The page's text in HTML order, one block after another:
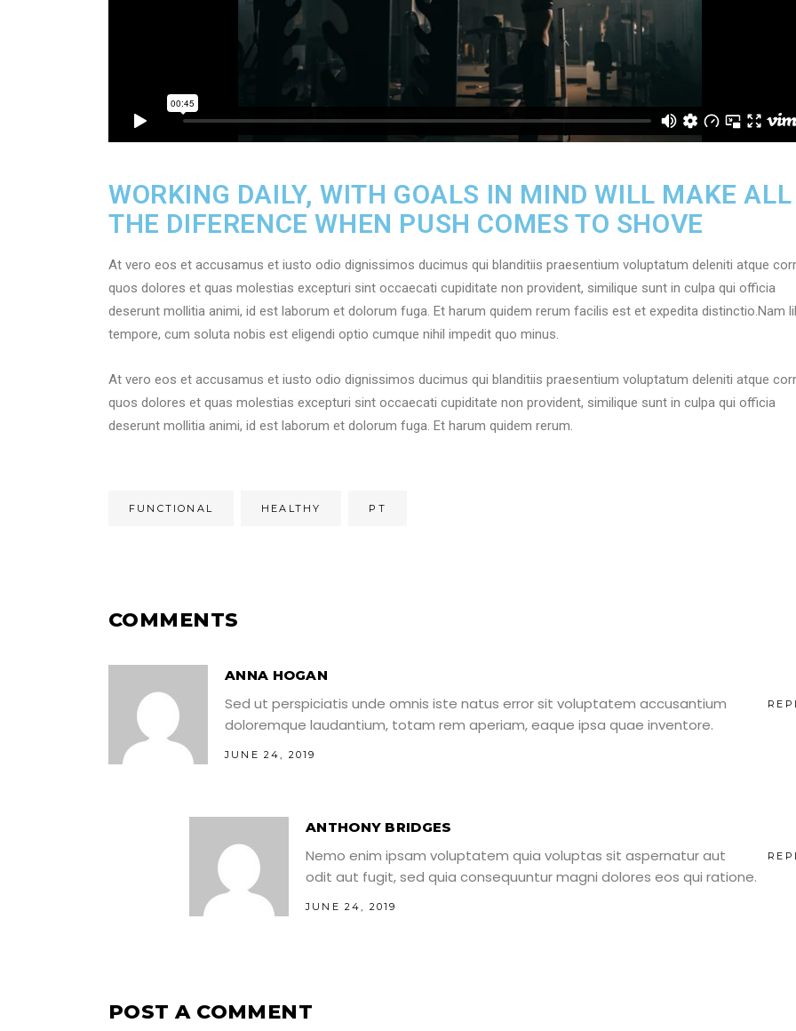
WORKING DAILY, WITH GOALS IN MIND WILL MAKE ALL
THE DIFERENCE WHEN PUSH COMES TO SHOVE
At vero eos et accusamus et iusto odio dignissimos ducimus qui blanditiis praesentium voluptatum deleniti atque
quos dolores et quas molestias excepturi sint occaecati cupiditate non provident, similique sunt in culpa qui officia
deserunt mollitia animi, id est laborum et dolorum fuga. Et harum quidem rerum facilis est et expedita distinctio.Nam
tempore, cum soluta nobis est eligendi optio cumque nihil impedit quo minus.
At vero eos et accusamus et iusto odio dignissimos ducimus qui blanditiis praesentium voluptatum deleniti atque
quos dolores et quas molestias excepturi sint occaecati cupiditate non provident, similique sunt in culpa qui officia
deserunt mollitia animi, id est laborum et dolorum fuga. Et harum quidem rerum.
FUNCTIONAL HEALTHY PT
COMMENTS
ANNA HOGAN
Sed ut perspiciatis unde omnis iste natus error sit voluptatem accusantium
doloremque laudantium, totam rem aperiam, eaque ipsa quae inventore.
JUNE 24, 2019
ANTHONY BRIDGES
Nemo enim ipsam voluptatem quia voluptas sit aspernatur aut
odit aut fugit, sed quia consequuntur magni dolores eos qui ratione.
JUNE 24, 2019
POST A COMMENT